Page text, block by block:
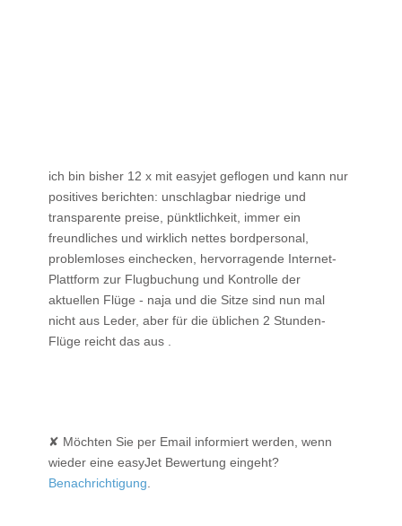
ich bin bisher 12 x mit easyjet geflogen und kann nur
positives berichten: unschlagbar niedrige und
transparente preise, pünktlichkeit, immer ein
freundliches und wirklich nettes bordpersonal,
problemloses einchecken, hervorragende Internet-
Plattform zur Flugbuchung und Kontrolle der
aktuellen Flüge - naja und die Sitze sind nun mal
nicht aus Leder, aber für die üblichen 2 Stunden-
Flüge reicht das aus .
✘ Möchten Sie per Email informiert werden, wenn
wieder eine easyJet Bewertung eingeht?
Benachrichtigung